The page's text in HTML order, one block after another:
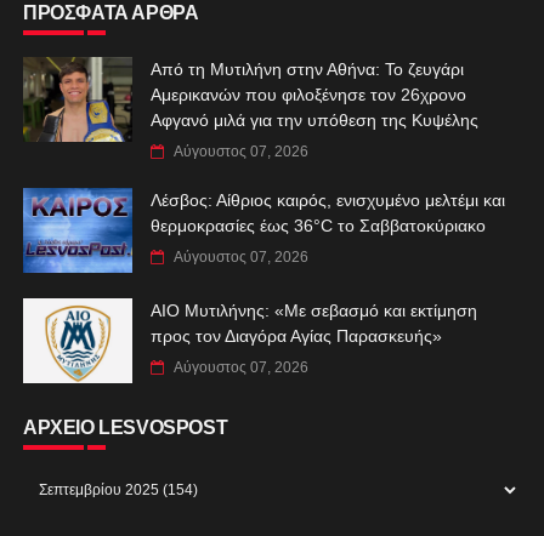
ΠΡΟΣΦΑΤΑ ΑΡΘΡΑ
Από τη Μυτιλήνη στην Αθήνα: Το ζευγάρι
Αμερικανών που φιλοξένησε τον 26χρονο
Αφγανό μιλά για την υπόθεση της Κυψέλης
Αύγουστος 07, 2026
Λέσβος: Αίθριος καιρός, ενισχυμένο μελτέμι και
θερμοκρασίες έως 36°C το Σαββατοκύριακο
Αύγουστος 07, 2026
ΑIO Μυτιλήνης: «Με σεβασμό και εκτίμηση
προς τον Διαγόρα Αγίας Παρασκευής»
Αύγουστος 07, 2026
ΑΡΧΕΙΟ LESVOSPOST